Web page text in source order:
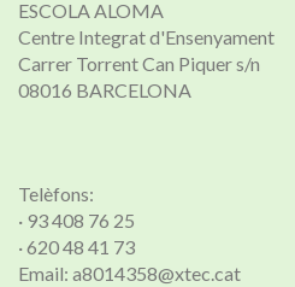
ESCOLA ALOMA
Centre Integrat d'Ensenyament
Carrer Torrent Can Piquer s/n
08016 BARCELONA
Telèfons:
· 93 408 76 25
· 620 48 41 73
Email: a8014358@xtec.cat